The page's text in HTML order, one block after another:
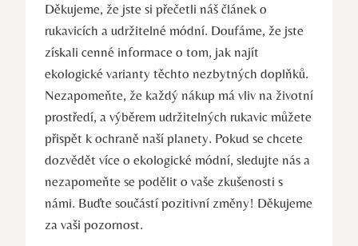
Děkujeme, že jste si přečetli náš článek o
rukavicích a udržitelné módní. Doufáme, že jste
získali cenné informace o tom, jak ⁤najít
ekologické varianty ​těchto ⁣nezbytných doplňků.
Nezapomeňte, že každý⁢ nákup má vliv na životní
prostředí, a výběrem udržitelných rukavic můžete
přispět k ochraně naší planety. Pokud‌ se chcete⁣
dozvědět více o ekologické módní,‍ sledujte nás a
nezapomeňte se podělit o vaše zkušenosti s
námi.⁣ Buďte součástí pozitivní ‌změny! Děkujeme
za vaši pozornost.